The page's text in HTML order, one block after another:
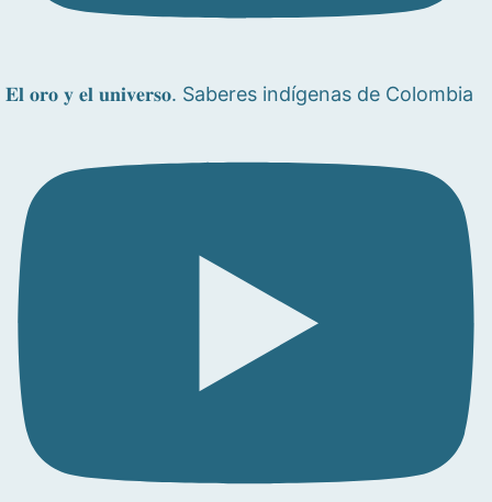
𝐄𝐥 𝐨𝐫𝐨 𝐲 𝐞𝐥 𝐮𝐧𝐢𝐯𝐞𝐫𝐬𝐨. Saberes indígenas de Colombia